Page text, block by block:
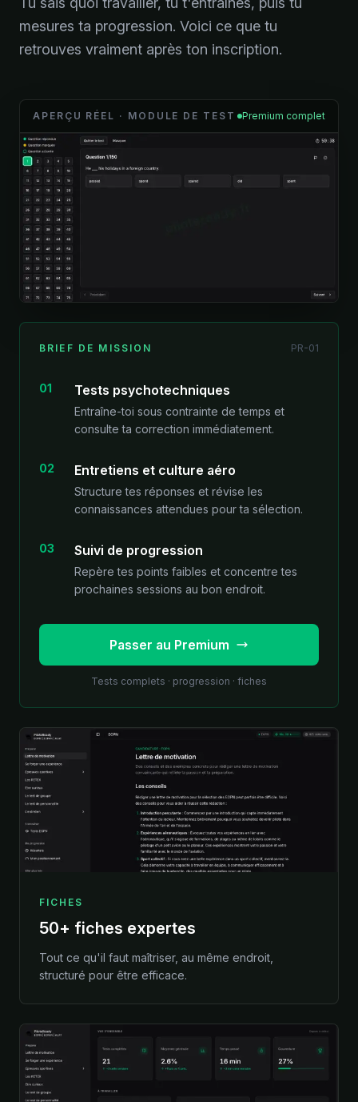
mesures ta progression. Voici ce que tu
retrouves vraiment après ton inscription.
APERÇU RÉEL · MODULE DE TEST Premium complet
BRIEF DE MISSION PR-01
01 Tests psychotechniques
Entraîne-toi sous contrainte de temps et
consulte ta correction immédiatement.
02 Entretiens et culture aéro
Structure tes réponses et révise les
connaissances attendues pour ta sélection.
03 Suivi de progression
Repère tes points faibles et concentre tes
prochaines sessions au bon endroit.
Passer au Premium
Tests complets · progression · fiches
FICHES
50+ fiches expertes
Tout ce qu'il faut maîtriser, au même endroit,
structuré pour être efficace.